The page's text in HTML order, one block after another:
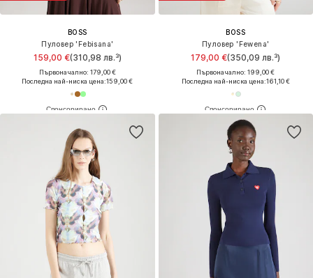
BOSS
Пуловер 'Febisana'
159,00 €(310,98 лв.³)
Първоначално: 179,00 €
Последна най-ниска цена:159,00 €
BOSS
Пуловер 'Fewena'
179,00 €(350,09 лв.³)
Първоначално: 199,00 €
Последна най-ниска цена:161,10 €